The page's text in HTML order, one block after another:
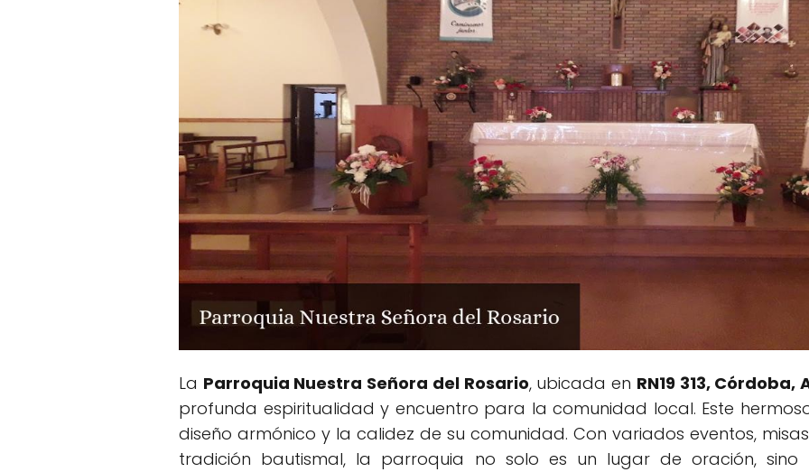
La Parroquia Nuestra Señora del Rosario, ubicada en RN19 313,
profunda espiritualidad y encuentro para la comunidad local. Este
diseño armónico y la calidez de su comunidad. Con variados eventos,
tradición bautismal, la parroquia no solo es un lugar de oración,